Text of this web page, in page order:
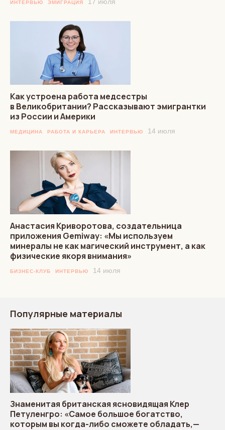
ИНТЕРВЬЮ ЭМИГРАЦИЯ
Как устроена работа медсестры
в Великобритании? Рассказывают эмигрантки
из России и Америки
МЕДИЦИНА РАБОТА И КАРЬЕРА ИНТЕРВЬЮ 14 июля
Анастасия Криворотова, создательница
приложения Gemiway: «Мы используем
минералы не как магический инструмент, а как
физические якоря внимания»
БИЗНЕС-КЛУБ ИНТЕРВЬЮ 14 июля
Популярные материалы
Знаменитая британская ясновидящая Клер
Петуленгро: «Самое большое богатство,
которым вы когда-либо сможете обладать,—